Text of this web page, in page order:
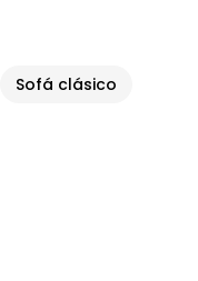
Sofá clásico